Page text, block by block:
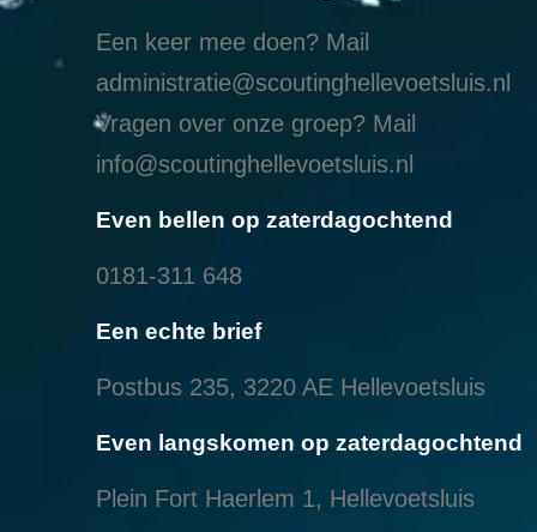
Een keer mee doen? Mail
administratie@scoutinghellevoetsluis.nl
Vragen over onze groep? Mail
info@scoutinghellevoetsluis.nl
Even bellen op zaterdagochtend
0181-311 648
Een echte brief
Postbus 235, 3220 AE Hellevoetsluis
Even langskomen op zaterdagochtend
Plein Fort Haerlem 1, Hellevoetsluis